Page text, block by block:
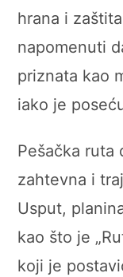
hrana i
napomenuti
priznata kao
iako je
Pešačka ruta
zahtevna i
Usput,
kao što je
koji je